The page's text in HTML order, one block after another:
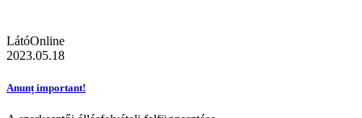
LátóOnline
2023.05.18
Anunț important!